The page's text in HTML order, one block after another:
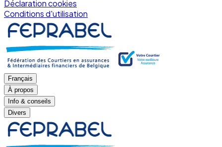
Déclaration cookies
Conditions d'utilisation
Français
À propos
Info & conseils
Divers